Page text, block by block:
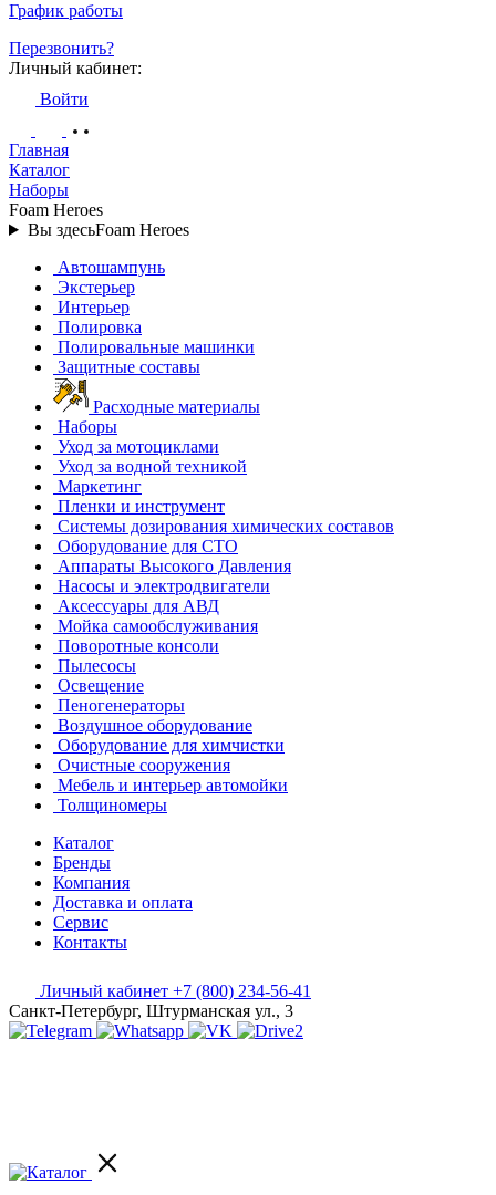
График работы
Перезвонить?
Личный кабинет:
Войти
Главная
Каталог
Наборы
Foam Heroes
Вы здесьFoam Heroes
Автошампунь
Экстерьер
Интерьер
Полировка
Полировальные машинки
Защитные составы
Расходные материалы
Наборы
Уход за мотоциклами
Уход за водной техникой
Маркетинг
Пленки и инструмент
Системы дозирования химических составов
Оборудование для СТО
Аппараты Высокого Давления
Насосы и электродвигатели
Аксессуары для АВД
Мойка самообслуживания
Поворотные консоли
Пылесосы
Освещение
Пеногенераторы
Воздушное оборудование
Оборудование для химчистки
Очистные сооружения
Мебель и интерьер автомойки
Толщиномеры
Каталог
Бренды
Компания
Доставка и оплата
Сервис
Контакты
Личный кабинет +7 (800) 234-56-41
Санкт-Петербург, Штурманская ул., 3